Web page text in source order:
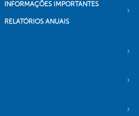
INFORMAÇÕES IMPORTANTES
RELATÓRIOS ANUAIS